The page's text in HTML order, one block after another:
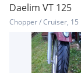
Daelim VT 125
Chopper / Cruiser, 15